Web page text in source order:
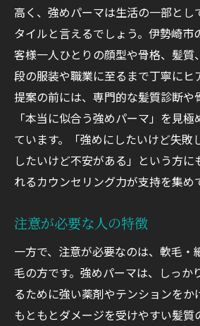
高く、強めパーマは生活の一部とし
タイルと言えるでしょう。伊勢崎市
客様一人ひとりの顔型や骨格、髪質
段の服装や職業に至るまで丁寧にヒ
提案の前には、専門的な髪質診断や
「本当に似合う強めパーマ」を見
ています。「強めにしたいけど失敗
したいけど不安がある」という方に
れるカウンセリング力が支持を集め
注意が必要な人の特徴
一方で、注意が必要なのは、軟毛・
毛の方です。強めパーマは、しっか
るために強い薬剤やテンションをか
もともとダメージを受けやすい髪質